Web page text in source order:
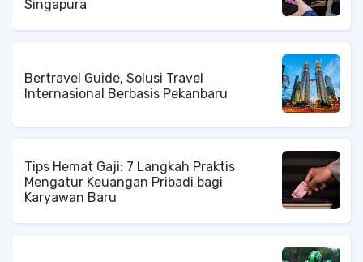
Singapura
Bertravel Guide, Solusi Travel
Internasional Berbasis Pekanbaru
Tips Hemat Gaji: 7 Langkah Praktis
Mengatur Keuangan Pribadi bagi
Karyawan Baru